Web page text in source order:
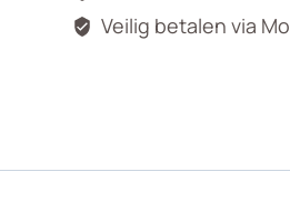
Veilig betalen via